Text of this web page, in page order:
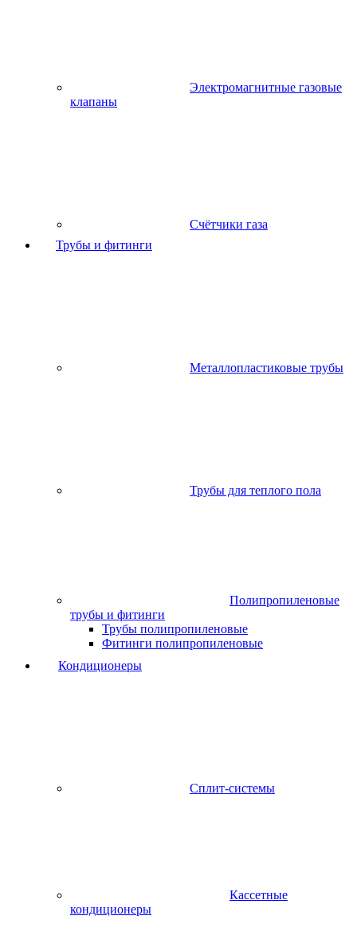
Электромагнитные газовые
клапаны
Счётчики газа
Трубы и фитинги
Металлопластиковые трубы
Трубы для теплого пола
Полипропиленовые
трубы и фитинги
Трубы полипропиленовые
Фитинги полипропиленовые
Кондиционеры
Сплит-системы
Кассетные
кондиционеры